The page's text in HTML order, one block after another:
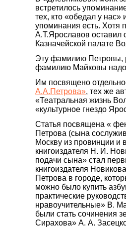
встретилось
тех, кто «обедал у
упоминания есть. Хотя
А.Т.Ярославов оставил
Казначейской палате
Эту фамилию Петровы,
фамилию Майковы надо
Им посвящено
А.А.Петрова», тех же
«Театральная жизнь
«культурное гнездо
Статья посвящена «
Петрова (сына
Москву из провинции и
книгоиздателя Н. И.
подачи сына» стал
книгоиздателя
Петрова в городе,
можно было купить
практические
нравоучительные» В.
были стать сочинения
Сирахова» А. А.